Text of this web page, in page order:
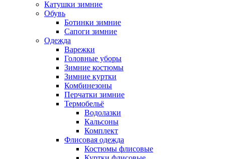
Катушки зимние
Обувь
Ботинки зимние
Сапоги зимние
Одежда
Варежки
Головные уборы
Зимние костюмы
Зимние куртки
Комбинезоны
Перчатки зимние
Термобельё
Водолазки
Кальсоны
Комплект
Флисовая одежда
Костюмы флисовые